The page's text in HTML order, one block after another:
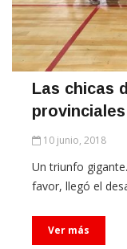
Las chicas
provinciales
10 junio, 2018
Un triunfo
favor, llegó el
Ver más